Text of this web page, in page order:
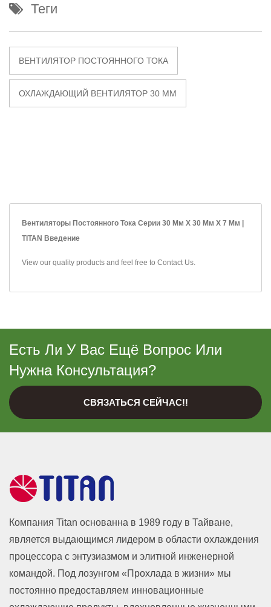
Теги
ВЕНТИЛЯТОР ПОСТОЯННОГО ТОКА
ОХЛАЖДАЮЩИЙ ВЕНТИЛЯТОР 30 ММ
Вентиляторы Постоянного Тока Серии 30 Мм X 30 Мм X 7 Мм |
TITAN Введение
View our quality products and feel free to Contact Us.
Есть Ли У Вас Ещё Вопрос Или
Нужна Консультация?
СВЯЗАТЬСЯ СЕЙЧАС!!
Компания Titan основанна в 1989 году в Тайване,
является выдающимся лидером в области охлаждения
процессора с энтузиазмом и элитной инженерной
командой. Под лозунгом «Прохлада в жизни» мы
постоянно предоставляем инновационные